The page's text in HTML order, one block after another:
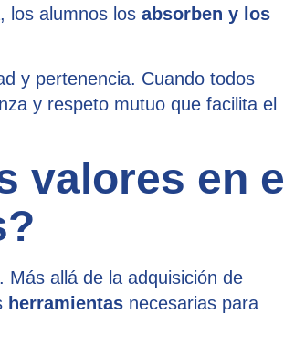
los alumnos los absorben y los
y pertenencia. Cuando todos
y respeto mutuo que facilita el
valores en el
Más allá de la adquisición de
herramientas necesarias para